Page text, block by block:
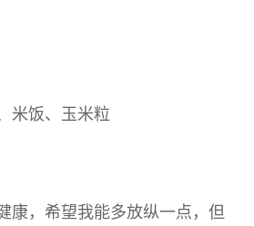
米饭、玉米粒
康，希望我能多放纵一点，但